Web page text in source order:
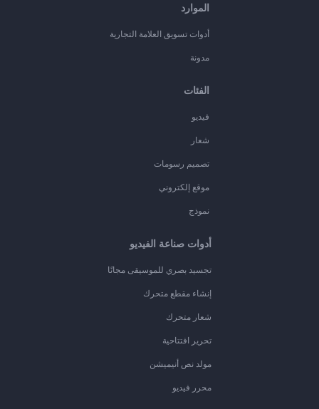
الموارد
أدوات تسويق العلامة التجارية
مدونة
الفئات
فيديو
شعار
تصميم رسومات
موقع إلكتروني
نموذج
أدوات صناعة الفيديو
تجسيد بصري للموسيقى مجانًا
إنشاء مقطع متحرك
شعار متحرك
تحرير افتتاحية
مولد نص أنيميشن
محرر فيديو